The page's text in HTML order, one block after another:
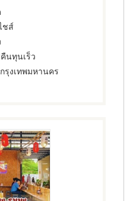
ชส์
นทุนเร็ว
กรุงเทพมหานคร